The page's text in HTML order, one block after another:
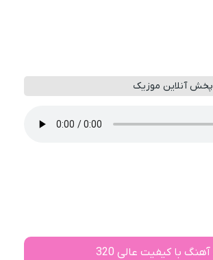
پخش آنلاین موزیک
آهنگ با کیفیت عالی 320